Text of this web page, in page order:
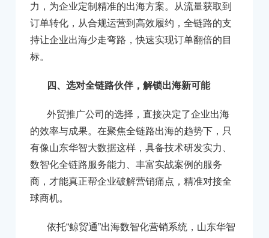
力，为企业定制精准的出海方案。从流量获取到
订单转化，从合规运营到高效履约，全链路的支
持让企业出海少走弯路，快速实现订单翻倍的目
标。
四、选对全链路伙伴，解锁出海新可能
外贸推广公司的选择，直接决定了企业出海
的效率与成果。在聚焦全链路出海的趋势下，只
有像山东华智大数据这样，具备技术研发实力、
数智化全链路服务能力、丰富实战案例的服务
商，才能真正帮企业破解营销痛点，精准对接全
球商机。
依托“鲸贸通”出海数智化营销系统，山东华智